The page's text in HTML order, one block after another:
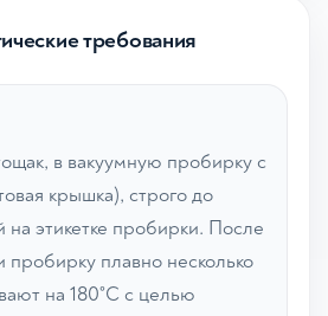
требования
в вакуумную пробирку с
крышка), строго до
на этикетке пробирки. После
пробирку плавно несколько
на 180˚С с целью